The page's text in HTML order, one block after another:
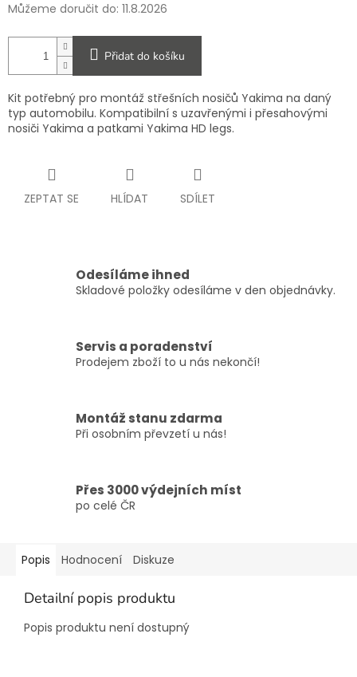
Můžeme doručit do: 11.8.2026
Přidat do košíku
Kit potřebný pro montáž střešních nosičů Yakima na daný
typ automobilu. Kompatibilní s uzavřenými i přesahovými
nosiči Yakima a patkami Yakima HD legs.
ZEPTAT SE HLÍDAT SDÍLET
Odesíláme ihned
Skladové položky odesíláme v den objednávky.
Servis a poradenství
Prodejem zboží to u nás nekončí!
Montáž stanu zdarma
Při osobním převzetí u nás!
Přes 3000 výdejních míst
po celé ČR
Popis Hodnocení Diskuze
Detailní popis produktu
Popis produktu není dostupný